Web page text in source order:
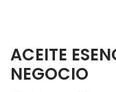
ACEITE
NEGOCIO